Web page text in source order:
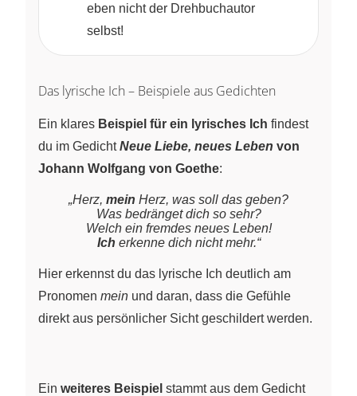
eben nicht der Drehbuchautor
selbst!
Das lyrische Ich – Beispiele aus Gedichten
Ein klares Beispiel für ein lyrisches Ich findest
du im GedichtNeue Liebe, neues Leben von
Johann Wolfgang von Goethe:
„Herz, mein Herz, was soll das geben?
Was bedränget dich so sehr?
Welch ein fremdes neues Leben!
Ich erkenne dich nicht mehr.“
Hier erkennst du das lyrische Ich deutlich am
Pronomen mein und daran, dass die Gefühle
direkt aus persönlicher Sicht geschildert werden.
Ein weiteres Beispiel stammt aus dem Gedicht